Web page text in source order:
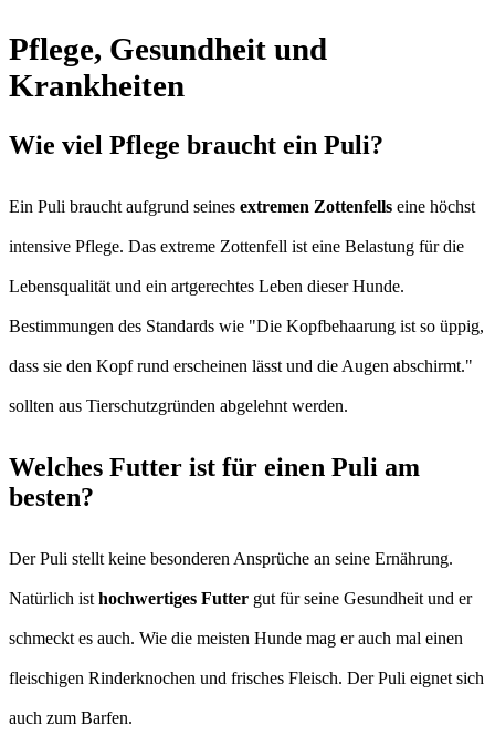
Pflege, Gesundheit und
Krankheiten
Wie viel Pflege braucht ein Puli?
Ein Puli braucht aufgrund seines extremen Zottenfells eine höchst
intensive Pflege. Das extreme Zottenfell ist eine Belastung für die
Lebensqualität und ein artgerechtes Leben dieser Hunde.
Bestimmungen des Standards wie "Die Kopfbehaarung ist so üppig,
dass sie den Kopf rund erscheinen lässt und die Augen abschirmt."
sollten aus Tierschutzgründen abgelehnt werden.
Welches Futter ist für einen Puli am
besten?
Der Puli stellt keine besonderen Ansprüche an seine Ernährung.
Natürlich ist hochwertiges Futter gut für seine Gesundheit und er
schmeckt es auch. Wie die meisten Hunde mag er auch mal einen
fleischigen Rinderknochen und frisches Fleisch. Der Puli eignet sich
auch zum Barfen.